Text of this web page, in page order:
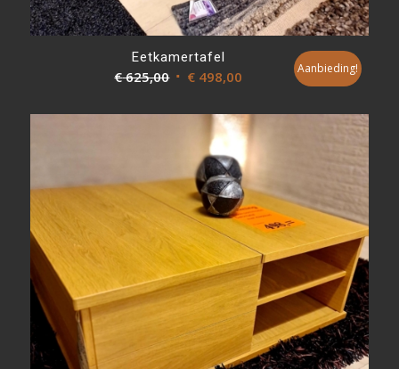
Eetkamertafel
€625,00 Oorspronkelijke
was:
€ 625,00.
€ 498,00
is:
€ 498,00.
Aanbieding!